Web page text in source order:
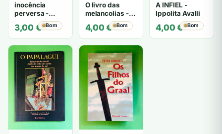
inocência
perversa -
PATRICIA
HIGHSMITH
3,00 € Bom
O livro das
melancolias -
Mantegazza
4,00€ Bom
A INFIEL -
Ippolita Avalli
4,00€ Bom